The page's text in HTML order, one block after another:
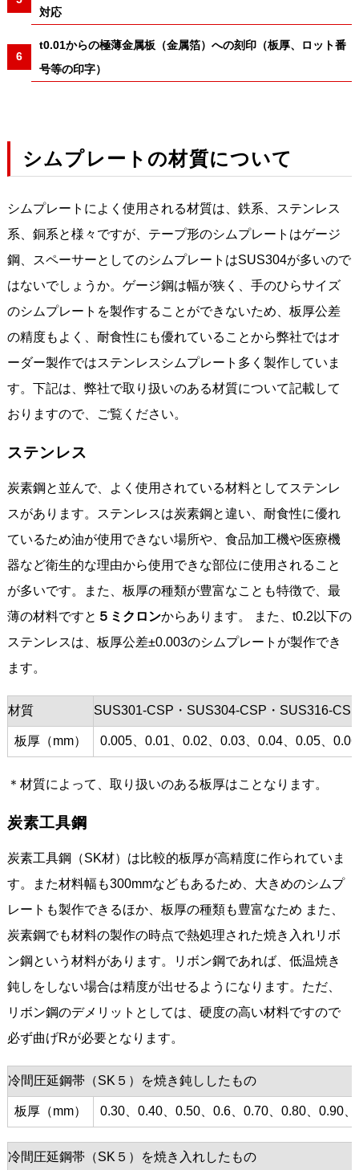
対応
t0.01からの極薄金属板（金属箔）への刻印（板厚、ロット番
号等の印字）
シムプレートの材質について
シムプレートによく使用される材質は、鉄系、ステンレス
系、銅系と様々ですが、テープ形のシムプレートはゲージ
鋼、スペーサーとしてのシムプレートはSUS304が多いので
はないでしょうか。ゲージ鋼は幅が狭く、手のひらサイズ
のシムプレートを製作することができないため、板厚公差
の精度もよく、耐食性にも優れていることから弊社ではオ
ーダー製作ではステンレスシムプレート多く製作していま
す。下記は、弊社で取り扱いのある材質について記載して
おりますので、ご覧ください。
ステンレス
炭素鋼と並んで、よく使用されている材料としてステンレ
スがあります。ステンレスは炭素鋼と違い、耐食性に優れ
ているため油が使用できない場所や、食品加工機や医療機
器など衛生的な理由から使用できな部位に使用されること
が多いです。また、板厚の種類が豊富なことも特徴で、最
薄の材料ですと ５ミクロンからあります。 また、t0.2以下の
ステンレスは、板厚公差±0.003のシムプレートが製作でき
ます。
材質 SUS301-CSP・SUS304-CSP・SUS316-
板厚（mm） 0.005、0.01、0.02、0.03、0.04、0.05、
＊材質によって、取り扱いのある板厚はことなります。
炭素工具鋼
炭素工具鋼（SK材）は比較的板厚が高精度に作られていま
す。また材料幅も300mmなどもあるため、大きめのシムプ
レートも製作できるほか、板厚の種類も豊富なため また、
炭素鋼でも材料の製作の時点で熱処理された焼き入れリボ
ン鋼という材料があります。リボン鋼であれば、低温焼き
鈍しをしない場合は精度が出せるようになります。ただ、
リボン鋼のデメリットとしては、硬度の高い材料ですので
必ず曲げRが必要となります。
冷間圧延鋼帯（SK５）を焼き鈍ししたもの
板厚（mm） 0.30、0.40、0.50、0.6、0.70、0.80、0.90
冷間圧延鋼帯（SK５）を焼き入れしたもの